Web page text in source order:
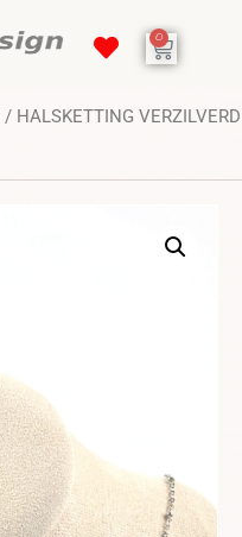
0
/ HALSKETTING VERZILVERD